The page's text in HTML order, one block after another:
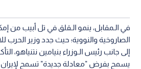
في الـمقابل، ينمو الـقلق في تل أبيب من
الصاروخية والنووية؛ حيث جدد وزير الحرب
إلى جانب رئيس الـوزراء بنيامين نتنياهو،
يسمح بفرض "معادلة جديدة" تسمح لإيران